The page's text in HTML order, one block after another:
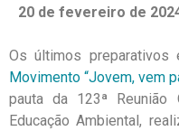
20 de fevereiro de
Os últimos
Movimento “Jovem, vem
pauta da 123ª Reunião
Educação Ambiental,